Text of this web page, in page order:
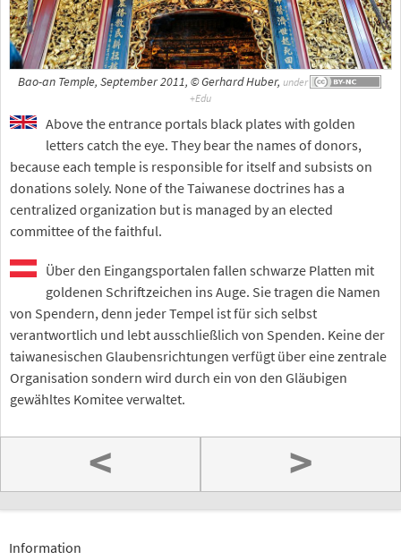
Bao-an Temple, September 2011, © Gerhard Huber, under
Above the entrance portals black plates with golden
letters catch the eye. They bear the names of donors,
because each temple is responsible for itself and subsists on
donations solely. None of the Taiwanese doctrines has a
centralized organization but is managed by an elected
committee of the faithful.
Über den Eingangsportalen fallen schwarze Platten mit
goldenen Schriftzeichen ins Auge. Sie tragen die Namen
von Spendern, denn jeder Tempel ist für sich selbst
verantwortlich und lebt ausschließlich von Spenden. Keine der
taiwanesischen Glaubensrichtungen verfügt über eine zentrale
Organisation sondern wird durch ein von den Gläubigen
gewähltes Komitee verwaltet.
< >
Information